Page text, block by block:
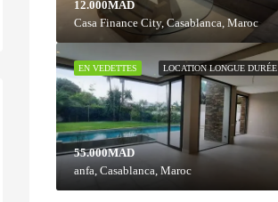
12.000MAD
Casa Finance City, Casablanca, Maroc
LOCATION LONGUE DURÉE
EN VEDETTES
55.000MAD
anfa, Casablanca, Maroc